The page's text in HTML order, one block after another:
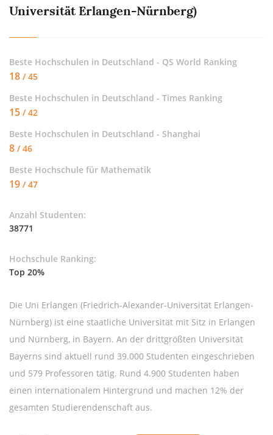
Universität Erlangen-Nürnberg)
Beste Hochschulen in Deutschland - QS World Ranking
18 / 45
Beste Hochschulen in Deutschland - Times Ranking
15 / 42
Beste Hochschulen in Deutschland - Shanghai
8 / 46
Beste Hochschule für Mathematik
19 / 47
Anzahl Studenten:
38771
Hochschule Ranking:
Top 20%
Die Uni Erlangen (Friedrich-Alexander-Universität Erlangen-
Nürnberg) ist eine staatliche Universität mit Sitz in Erlangen
und Nürnberg, in Bayern. An der drittgrößten Universität
Bayerns sind aktuell rund 39.000 Studenten eingeschrieben
und 579 Professoren tätig. Rund 4.900 Studenten haben
einen internationalem Hintergrund und machen 12% der
gesamten Studierendenschaft aus.